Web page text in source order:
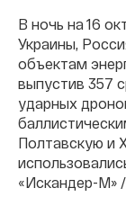
В ночь на 16
Украины,
объектам
выпустив 357
ударных
Полтавскую и
«Искандер-М»